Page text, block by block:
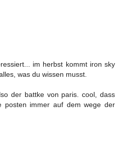
im herbst kommt iron sky
was du wissen musst.
der battke von paris. cool, dass
posten immer auf dem wege der